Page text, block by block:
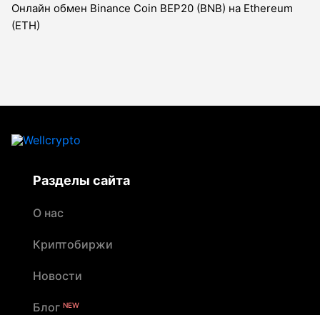
Онлайн обмен Binance Coin BEP20 (BNB) на Ethereum
(ETH)
Разделы сайта
О нас
Криптобиржи
Новости
Блог NEW